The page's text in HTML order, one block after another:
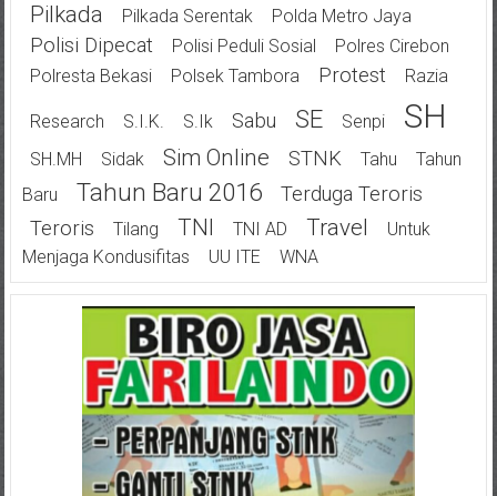
Pilkada Pilkada Serentak Polda Metro Jaya
Polisi Dipecat Polisi Peduli Sosial
Polres Cirebon
Polresta Bekasi
Polsek Tambora Protest Razia
Research S.I.K. S.Ik Sabu SE Senpi SH
SH.MH Sidak Sim Online STNK Tahu
Tahun
Baru
Tahun Baru 2016
Terduga Teroris
Teroris
Tilang TNI TNI AD Travel
Untuk
Menjaga Kondusifitas
UU ITE WNA